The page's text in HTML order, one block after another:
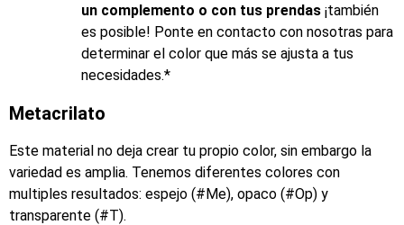
un complemento o con tus prendas ¡también
es posible! Ponte en contacto con nosotras para
determinar el color que más se ajusta a tus
necesidades.*
Metacrilato
Este material no deja crear tu propio color, sin embargo la
variedad es amplia. Tenemos diferentes colores con
multiples resultados: espejo (#Me), opaco (#Op) y
transparente (#T).